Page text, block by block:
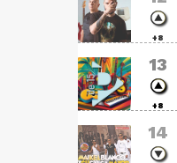
+8
13
+8
14